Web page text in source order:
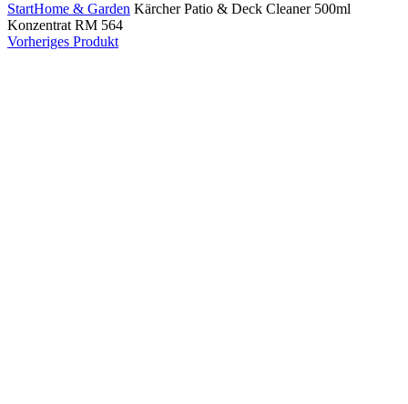
StartHome & Garden Kärcher Patio & Deck Cleaner 500ml
Konzentrat RM 564
Vorheriges Produkt